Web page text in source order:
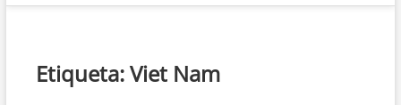
Etiqueta:Viet Nam